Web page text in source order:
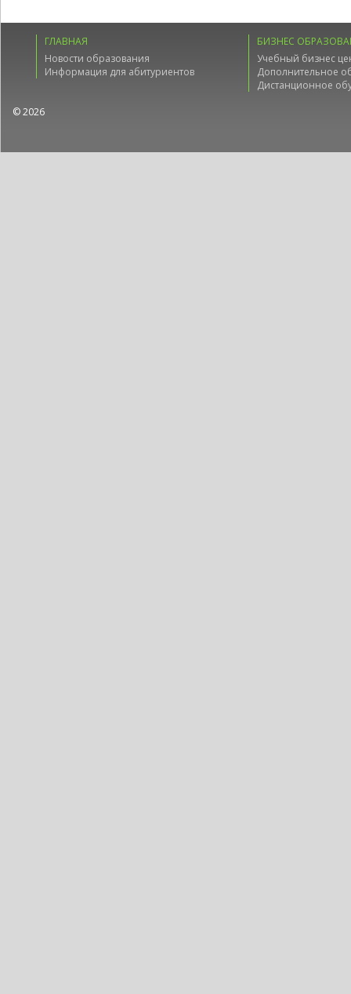
ГЛАВНАЯ
Новости образования
Информация для абитуриентов
БИЗНЕС
Учебный бизнес
Дополнительное
Дистанционное
© 2026